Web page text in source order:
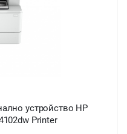
устройство HP
Printer